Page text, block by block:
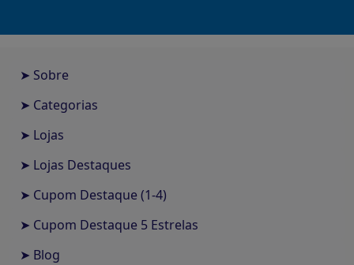
➤ Sobre
➤ Categorias
➤ Lojas
➤ Lojas Destaques
➤ Cupom Destaque (1-4)
➤ Cupom Destaque 5 Estrelas
➤ Blog